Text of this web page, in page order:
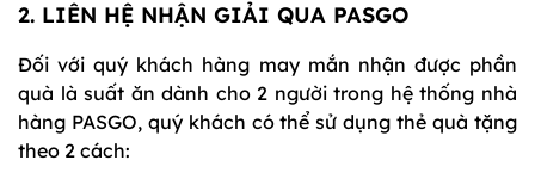
2. LIÊN HỆ NHẬN GIẢI QUA PASGO
Đối với quý khách hàng may mắn nhận được phần
quà là suất ăn dành cho 2 người trong hệ thống nhà
hàng PASGO, quý khách có thể sử dụng thẻ quà tặng
theo 2 cách: